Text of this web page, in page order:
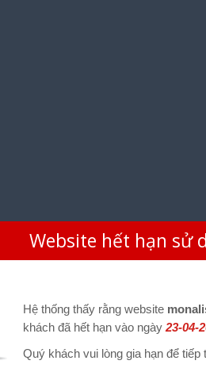
Website hết hạn sử
Hệ thống thấy rằng website
khách đã hết hạn vào ngày 23-04-
Quý khách vui lòng gia hạn để